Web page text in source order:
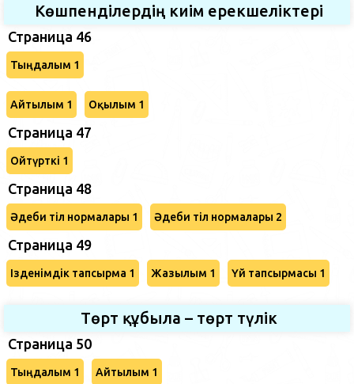
Көшпенділердің киім ерекшеліктері
Страница 46
Тыңдалым 1
Айтылым 1 Оқылым 1
Страница 47
Ойтүрткі 1
Страница 48
Әдеби тіл нормалары 1 Әдеби тіл нормалары 2
Страница 49
Ізденімдік тапсырма 1 Жазылым 1 Үй тапсырмасы 1
Төрт құбыла – төрт түлік
Страница 50
Тыңдалым 1 Айтылым 1